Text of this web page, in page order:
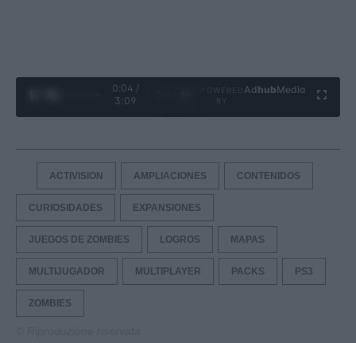
0:05 /
3:09
Ad hubMedia
ACTIVISION AMPLIACIONES CONTENIDOS
CURIOSIDADES EXPANSIONES
JUEGOS DE ZOMBIES LOGROS MAPAS
MULTIJUGADOR MULTIPLAYER PACKS PS3
ZOMBIES